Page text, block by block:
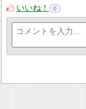
いいね！
0